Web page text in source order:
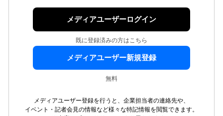
メディアユーザーログイン
既に登録済みの方はこちら
メディアユーザー新規登録
無料
メディアユーザー登録を行うと、企業担当者の連絡先や、
イベント・記者会見の情報など様々な特記情報を閲覧できます。